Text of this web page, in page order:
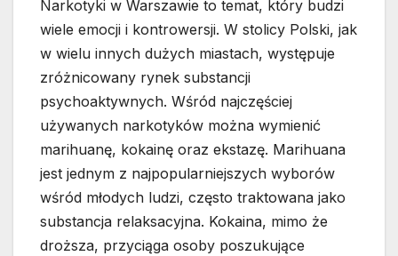
Narkotyki w Warszawie to temat, który budzi
wiele emocji i kontrowersji. W stolicy Polski, jak
w wielu innych dużych miastach, występuje
zróżnicowany rynek substancji
psychoaktywnych. Wśród najczęściej
używanych narkotyków można wymienić
marihuanę, kokainę oraz ekstazę. Marihuana
jest jednym z najpopularniejszych wyborów
wśród młodych ludzi, często traktowana jako
substancja relaksacyjna. Kokaina, mimo że
droższa, przyciąga osoby poszukujące